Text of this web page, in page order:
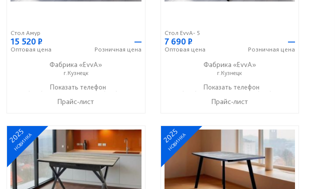
Стол Амур
15 520Р
Оптовая цена
—
Розничная цена
Фабрика «EvvA»
г.Кузнецк
+7 (996) 247-97-09 ☎+7 (937) 917-19-99
Показать телефон
Прайс-лист
Стол EvvA- 5
7 690Р
Оптовая цена
—
Розничная цена
Фабрика «EvvA»
г.Кузнецк
+7 (996) 247-97-09 ☎+7 (937) 917-19-99
Показать телефон
Прайс-лист
2025
НОВИНКА 2025
НОВИНКА